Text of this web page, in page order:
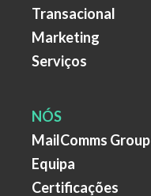
Transacional
Marketing
Serviços
NÓS
MailComms Group
Equipa
Certificações